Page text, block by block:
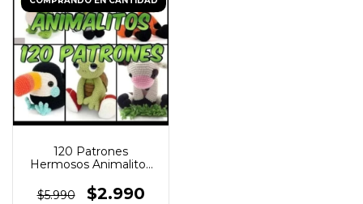
120 Patrones
Hermosos Animalitos
Crochet
$5.990 $2.990